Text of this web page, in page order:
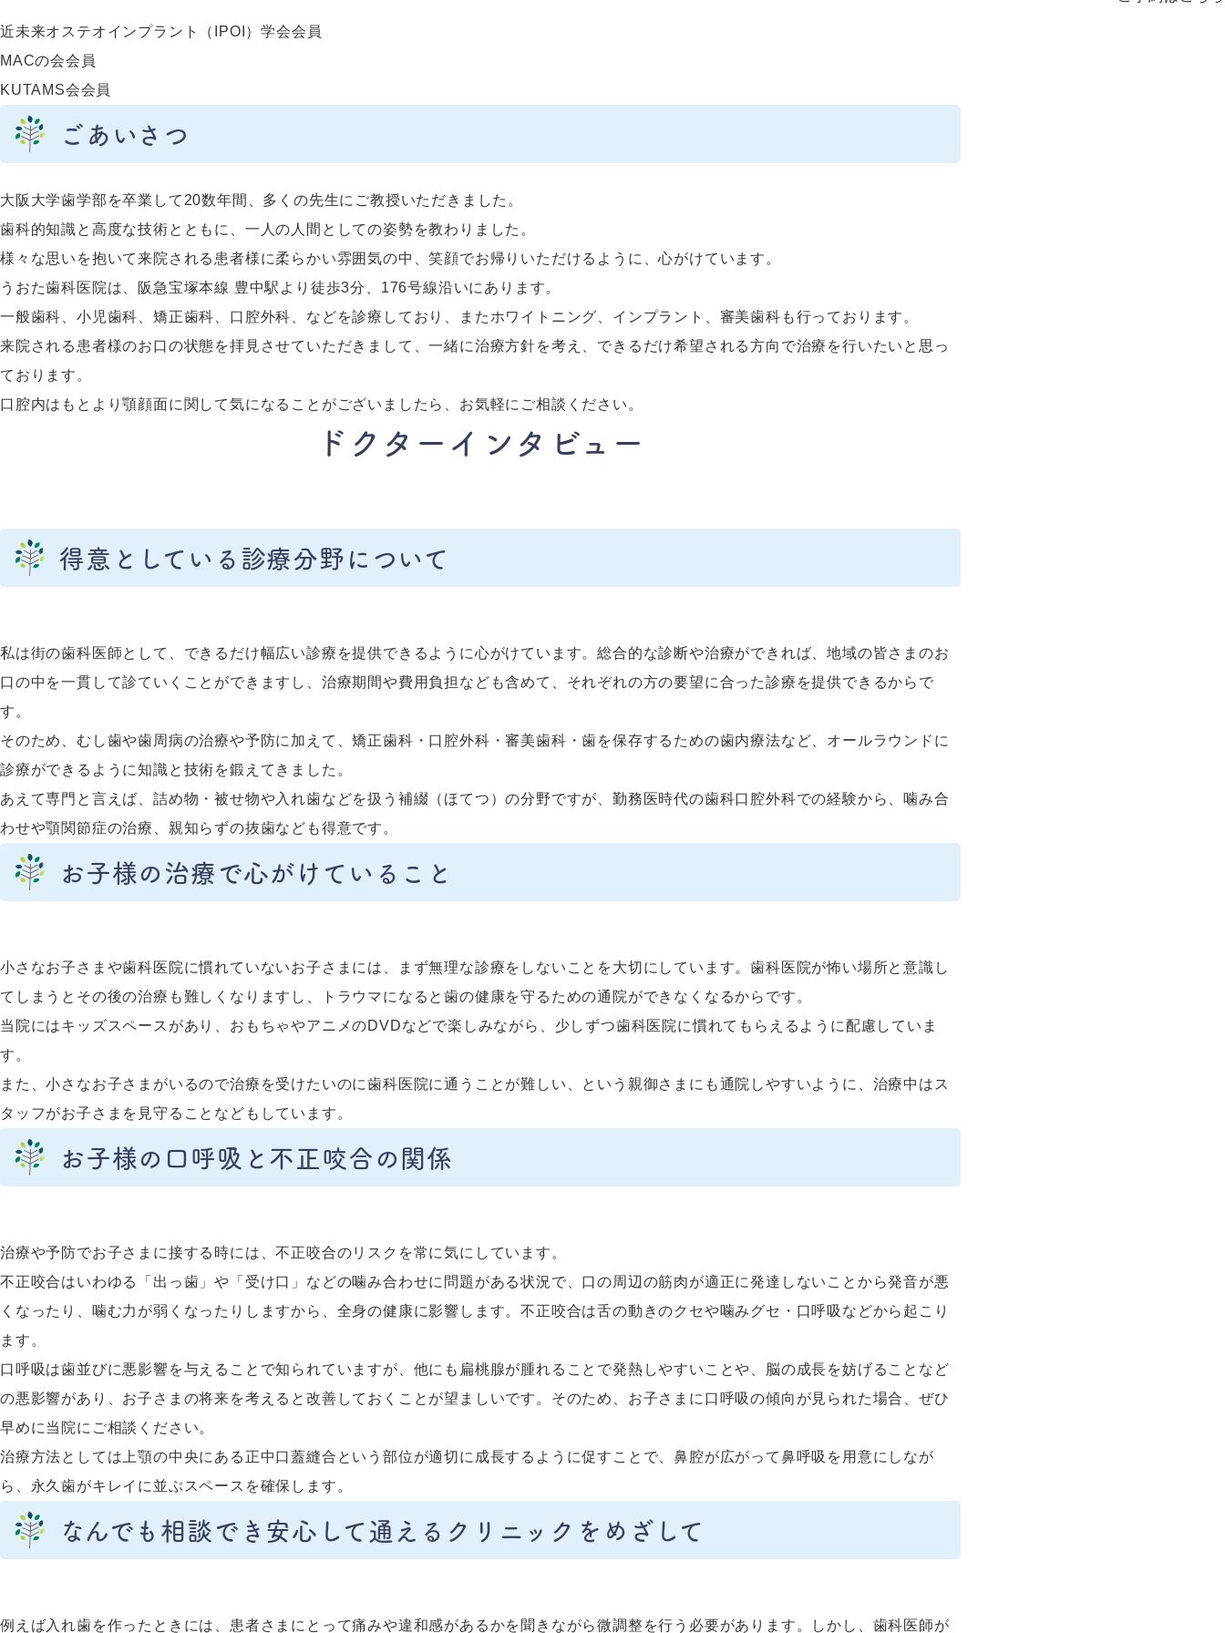
近未来オステオインプラント（IPOI）学会会員
MACの会会員
KUTAMS会会員
ごあいさつ
大阪大学歯学部を卒業して20数年間、多くの先生にご教授いただきました。
歯科的知識と高度な技術とともに、一人の人間としての姿勢を教わりました。
様々な思いを抱いて来院される患者様に柔らかい雰囲気の中、笑顔でお帰りいただけるように、心がけています。
うおた歯科医院は、阪急宝塚本線 豊中駅より徒歩3分、176号線沿いにあります。
一般歯科、小児歯科、矯正歯科、口腔外科、などを診療しており、またホワイトニング、インプラント、審美歯科も行っております。
来院される患者様のお口の状態を拝見させていただきまして、一緒に治療方針を考え、できるだけ希望される方向で治療を行いたいと思っ
ております。
口腔内はもとより顎顔面に関して気になることがございましたら、お気軽にご相談ください。
ドクターインタビュー
得意としている診療分野について
私は街の歯科医師として、できるだけ幅広い診療を提供できるように心がけています。総合的な診断や治療ができれば、地域の皆さまのお
口の中を一貫して診ていくことができますし、治療期間や費用負担なども含めて、それぞれの方の要望に合った診療を提供できるからで
す。
そのため、むし歯や歯周病の治療や予防に加えて、矯正歯科・口腔外科・審美歯科・歯を保存するための歯内療法など、オールラウンドに
診療ができるように知識と技術を鍛えてきました。
あえて専門と言えば、詰め物・被せ物や入れ歯などを扱う補綴（ほてつ）の分野ですが、勤務医時代の歯科口腔外科での経験から、噛み合
わせや顎関節症の治療、親知らずの抜歯なども得意です。
お子様の治療で心がけていること
小さなお子さまや歯科医院に慣れていないお子さまには、まず無理な診療をしないことを大切にしています。歯科医院が怖い場所と意識し
てしまうとその後の治療も難しくなりますし、トラウマになると歯の健康を守るための通院ができなくなるからです。
当院にはキッズスペースがあり、おもちゃやアニメのDVDなどで楽しみながら、少しずつ歯科医院に慣れてもらえるように配慮していま
す。
また、小さなお子さまがいるので治療を受けたいのに歯科医院に通うことが難しい、という親御さまにも通院しやすいように、治療中はス
タッフがお子さまを見守ることなどもしています。
お子様の口呼吸と不正咬合の関係
治療や予防でお子さまに接する時には、不正咬合のリスクを常に気にしています。
不正咬合はいわゆる「出っ歯」や「受け口」などの噛み合わせに問題がある状況で、口の周辺の筋肉が適正に発達しないことから発音が悪
くなったり、噛む力が弱くなったりしますから、全身の健康に影響します。不正咬合は舌の動きのクセや噛みグセ・口呼吸などから起こり
ます。
口呼吸は歯並びに悪影響を与えることで知られていますが、他にも扁桃腺が腫れることで発熱しやすいことや、脳の成長を妨げることなど
の悪影響があり、お子さまの将来を考えると改善しておくことが望ましいです。そのため、お子さまに口呼吸の傾向が見られた場合、ぜひ
早めに当院にご相談ください。
治療方法としては上顎の中央にある正中口蓋縫合という部位が適切に成長するように促すことで、鼻腔が広がって鼻呼吸を用意にしなが
ら、永久歯がキレイに並ぶスペースを確保します。
なんでも相談でき安心して通えるクリニックをめざして
例えば入れ歯を作ったときには、患者さまにとって痛みや違和感があるかを聞きながら微調整を行う必要があります。しかし、歯科医師が